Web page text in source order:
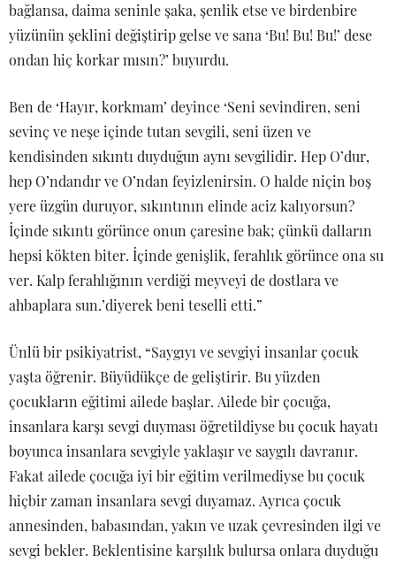
bağlansa, daima seninle şaka, şenlik etse ve birdenbire
yüzünün şeklini değiştirip gelse ve sana ‘Bu! Bu! Bu!’ dese
ondan hiç korkar mısın?’ buyurdu.
Ben de ‘Hayır, korkmam’ deyince ‘Seni sevindiren, seni
sevinç ve neşe içinde tutan sevgili, seni üzen ve
kendisinden sıkıntı duyduğun aynı sevgilidir. Hep O’dur,
hep O’ndandır ve O’ndan feyizlenirsin. O halde niçin boş
yere üzgün duruyor, sıkıntının elinde aciz kalıyorsun?
İçinde sıkıntı görünce onun çaresine bak; çünkü dalların
hepsi kökten biter. İçinde genişlik, ferahlık görünce ona su
ver. Kalp ferahlığının verdiği meyveyi de dostlara ve
ahbaplara sun.’diyerek beni teselli etti.”
Ünlü bir psikiyatrist, “Saygıyı ve sevgiyi insanlar çocuk
yaşta öğrenir. Büyüdükçe de geliştirir. Bu yüzden
çocukların eğitimi ailede başlar. Ailede bir çocuğa,
insanlara karşı sevgi duyması öğretildiyse bu çocuk hayatı
boyunca insanlara sevgiyle yaklaşır ve saygılı davranır.
Fakat ailede çocuğa iyi bir eğitim verilmediyse bu çocuk
hiçbir zaman insanlara sevgi duyamaz. Ayrıca çocuk
annesinden, babasından, yakın ve uzak çevresinden ilgi ve
sevgi bekler. Beklentisine karşılık bulursa onlara duyduğu